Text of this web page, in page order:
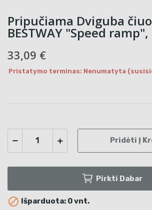
Pripučiama Dviguba
BESTWAY "Speed
33,09 €
Pristatymo terminas: Nenumatyta
Pridėti Į
Pirkti Dabar
 Išparduota: 0 vnt.